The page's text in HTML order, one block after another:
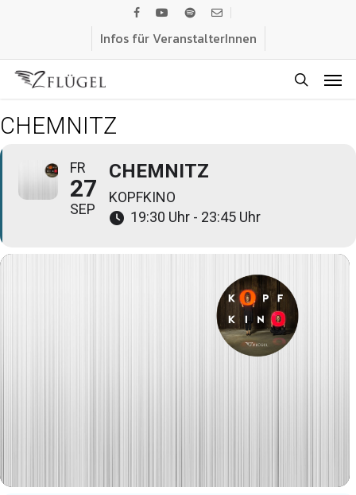
content
facebook
youtubespotifyemail
Infos für VeranstalterInnen
CHEMNITZ
FR
27
SEP
CHEMNITZ
KOPFKINO
19:30 Uhr - 23:45 Uhr